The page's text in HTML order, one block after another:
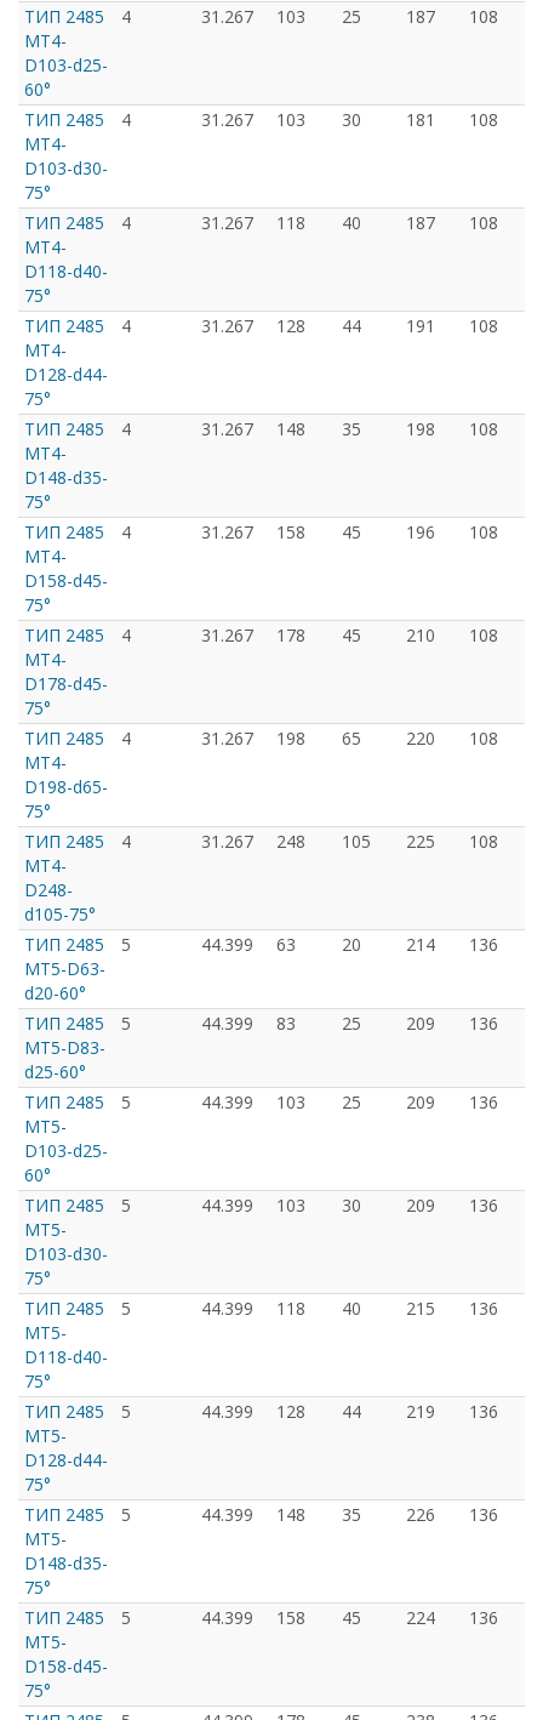
ТИП 2485
MT4-
D103-d25-
60°
4 31.267 103 25 187 108
ТИП 2485
MT4-
D103-d30-
75°
4 31.267 103 30 181 108
ТИП 2485
MT4-
D118-d40-
75°
4 31.267 118 40 187 108
ТИП 2485
MT4-
D128-d44-
75°
4 31.267 128 44 191 108
ТИП 2485
MT4-
D148-d35-
75°
4 31.267 148 35 198 108
ТИП 2485
MT4-
D158-d45-
75°
4 31.267 158 45 196 108
ТИП 2485
MT4-
D178-d45-
75°
4 31.267 178 45 210 108
ТИП 2485
MT4-
D198-d65-
75°
4 31.267 198 65 220 108
ТИП 2485
MT4-
D248-
d105-75°
4 31.267 248 105 225 108
ТИП 2485
MT5-D63-
d20-60°
5 44.399 63 20 214 136
ТИП 2485
MT5-D83-
d25-60°
5 44.399 83 25 209 136
ТИП 2485
MT5-
D103-d25-
60°
5 44.399 103 25 209 136
ТИП 2485
MT5-
D103-d30-
75°
5 44.399 103 30 209 136
ТИП 2485
MT5-
D118-d40-
75°
5 44.399 118 40 215 136
ТИП 2485
MT5-
D128-d44-
75°
5 44.399 128 44 219 136
ТИП 2485
MT5-
D148-d35-
75°
5 44.399 148 35 226 136
ТИП 2485
MT5-
D158-d45-
75°
5 44.399 158 45 224 136